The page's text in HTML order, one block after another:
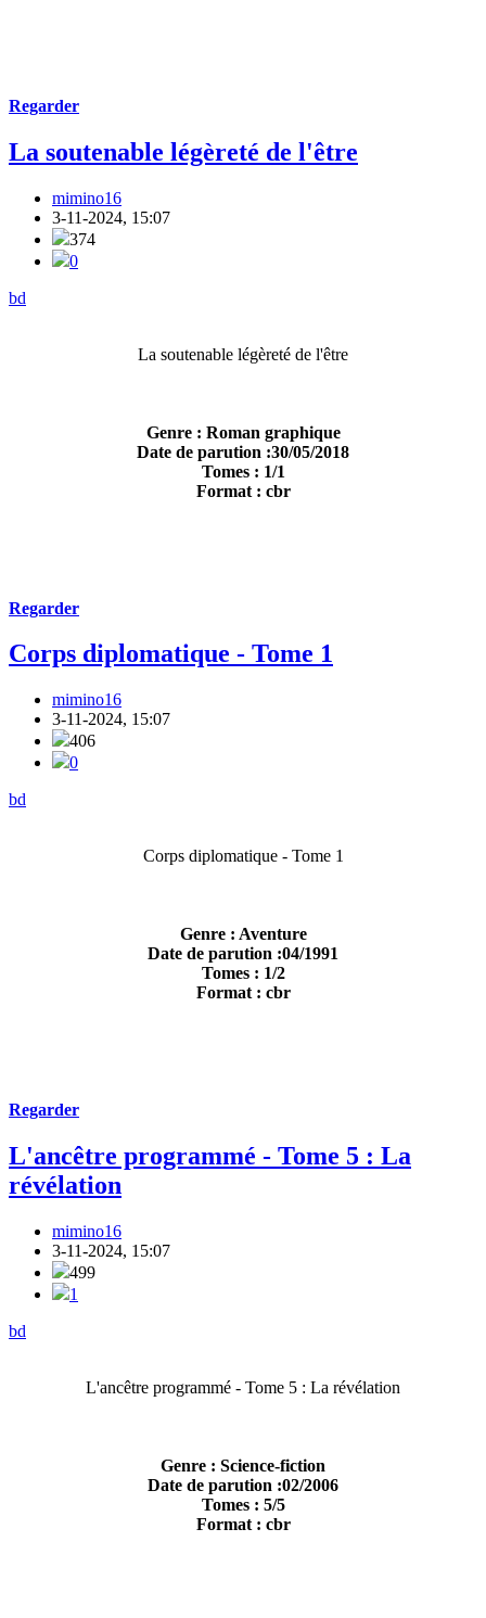
Regarder
La soutenable légèreté de l'être
mimino16
3-11-2024, 15:07
374
0
bd
La soutenable légèreté de l'être
Genre : Roman graphique
Date de parution :30/05/2018
Tomes : 1/1
Format : cbr
Regarder
Corps diplomatique - Tome 1
mimino16
3-11-2024, 15:07
406
0
bd
Corps diplomatique - Tome 1
Genre : Aventure
Date de parution :04/1991
Tomes : 1/2
Format : cbr
Regarder
L'ancêtre programmé - Tome 5 : La
révélation
mimino16
3-11-2024, 15:07
499
1
bd
L'ancêtre programmé - Tome 5 : La révélation
Genre : Science-fiction
Date de parution :02/2006
Tomes : 5/5
Format : cbr